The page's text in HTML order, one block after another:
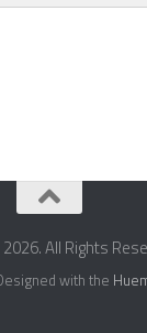
All Rights
with the